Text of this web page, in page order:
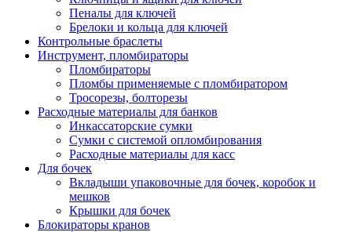
Пеналы для ключей
Брелоки и кольца для ключей
Контрольные браслеты
Инструмент, пломбираторы
Пломбираторы
Пломбы применяемые с пломбиратором
Тросорезы, болторезы
Расходные материалы для банков
Инкассаторские сумки
Сумки с системой опломбирования
Расходные материалы для касс
Для бочек
Вкладыши упаковочные для бочек, коробок и
мешков
Крышки для бочек
Блокираторы кранов